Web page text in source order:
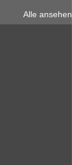
Alle ansehen